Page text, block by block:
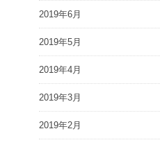
2019年6月
2019年5月
2019年4月
2019年3月
2019年2月